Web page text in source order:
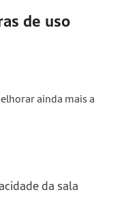
de uso
ainda mais a
da sala